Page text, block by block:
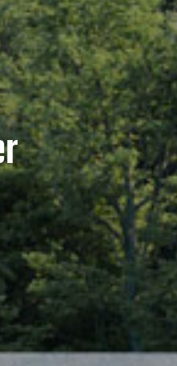
YAPI MIMARLIK
Bakış
bakış açısı ve değişik alternatiflere açık tasarım